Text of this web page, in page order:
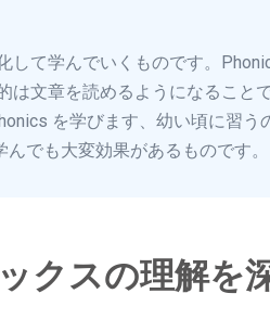
して学んでいくものです。
は文章を読めるようになること
を学びます、幼い頃に習う
でも大変効果があるものです。
クスの理解を